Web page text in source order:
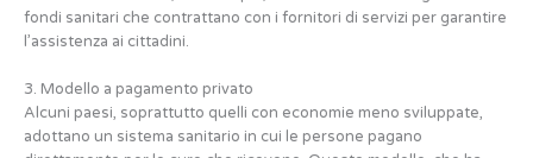
fondi sanitari che contrattano con i fornitori di servizi per garantire
l’assistenza ai cittadini.
3. Modello a pagamento privato
Alcuni paesi, soprattutto quelli con economie meno sviluppate,
adottano un sistema sanitario in cui le persone pagano